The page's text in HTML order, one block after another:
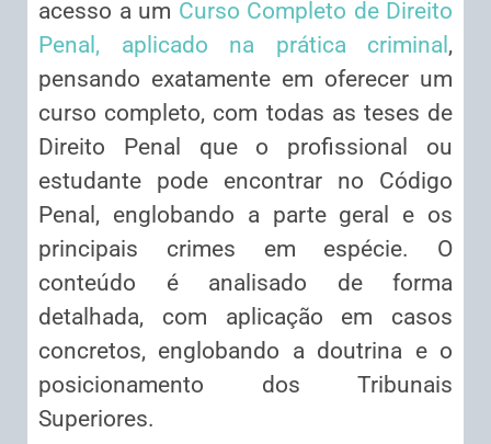
acesso a um Curso Completo de Direito
Penal, aplicado na prática criminal ,
pensando exatamente em oferecer um
curso completo, com todas as teses de
Direito Penal que o profissional ou
estudante pode encontrar no Código
Penal, englobando a parte geral e os
principais crimes em espécie. O
conteúdo é analisado de forma
detalhada, com aplicação em casos
concretos, englobando a doutrina e o
posicionamento dos Tribunais
Superiores.